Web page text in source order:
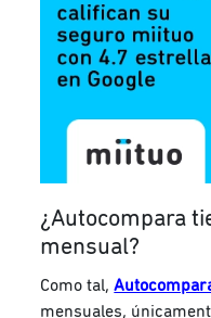
¿Autocompara
mensual?
Como tal,
mensuales,